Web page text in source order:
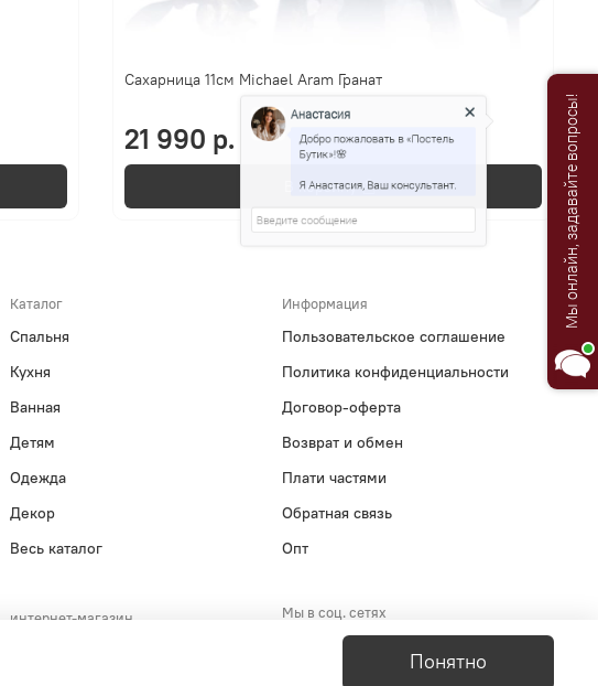
Сахарница 11см Michael Aram Гранат
21 990 р.
В корзину
Каталог
Спальня
Кухня
Ванная
Детям
Одежда
Декор
Весь каталог
Информация
Пользовательское соглашение
Политика конфиденциальности
Договор-оферта
Возврат и обмен
Плати частями
Обратная связь
Опт
интернет-магазин Мы в соц. сетях
Понятно
Мы онлайн, задавайте вопросы!
Добро пожаловать в «Постель
Бутик»!🌸
Я Анастасия, Ваш консультант.